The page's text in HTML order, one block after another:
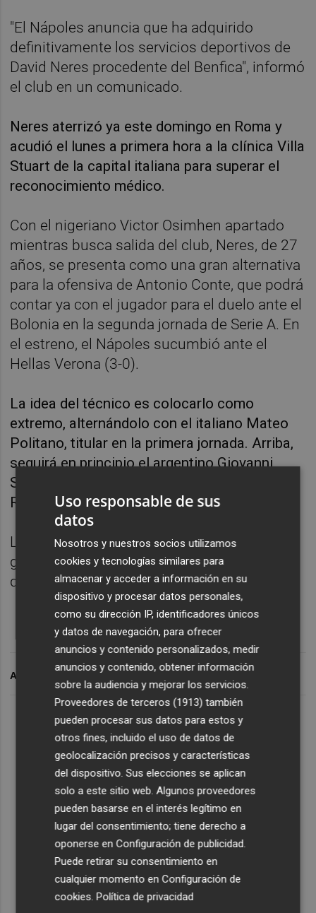
"El Nápoles anuncia que ha adquirido
definitivamente los servicios deportivos de
David Neres procedente del Benfica", informó
el club en un comunicado.
Neres aterrizó ya este domingo en Roma y
acudió el lunes a primera hora a la clínica Villa
Stuart de la capital italiana para superar el
reconocimiento médico.
Con el nigeriano Victor Osimhen apartado
mientras busca salida del club, Neres, de 27
años, se presenta como una gran alternativa
para la ofensiva de Antonio Conte, que podrá
contar ya con el jugador para el duelo ante el
Bolonia en la segunda jornada de Serie A. En
el estreno, el Nápoles sucumbió ante el
Hellas Verona (3-0).
La idea del técnico es colocarlo como
extremo, alternándolo con el italiano Mateo
Politano, titular en la primera jornada. Arriba,
seguirá en principio el argentino Giovanni
Simeone a la espera de la llegada del belga
Romelu Lukaku.
La pasada campaña, el brasileño anotó 5
goles y dio 8 asistencias en los 24 partidos
que jugó en la liga portuguesa.
ARCHIVADO EN
Uso responsable de sus
datos
Nosotros y nuestros socios utilizamos
cookies y tecnologías similares para
almacenar y acceder a información en su
dispositivo y procesar datos personales,
como su dirección IP, identificadores únicos
y datos de navegación, para ofrecer
anuncios y contenido personalizados, medir
anuncios y contenido, obtener información
sobre la audiencia y mejorar los servicios.
Proveedores de terceros (1913) también
pueden procesar sus datos para estos y
otros fines, incluido el uso de datos de
geolocalización precisos y características
del dispositivo. Sus elecciones se aplican
solo a este sitio web. Algunos proveedores
pueden basarse en el interés legítimo en
lugar del consentimiento; tiene derecho a
oponerse enConfiguración de publicidad
Puede retirar su consentimiento en
cualquier momento enConfiguración de
cookies .Política de privacidad